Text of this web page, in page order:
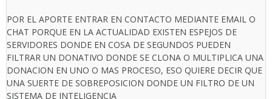
POR EL APORTE ENTRAR EN CONTACTO MEDIANTE EMAIL O
CHAT PORQUE EN LA ACTUALIDAD EXISTEN ESPEJOS DE
SERVIDORES DONDE EN COSA DE SEGUNDOS PUEDEN
FILTRAR UN DONATIVO DONDE SE CLONA O MULTIPLICA UNA
DONACION EN UNO O MAS PROCESO, ESO QUIERE DECIR QUE
UNA SUERTE DE SOBREPOSICION DONDE UN FILTRO DE UN
SISTEMA DE INTELIGENCIA